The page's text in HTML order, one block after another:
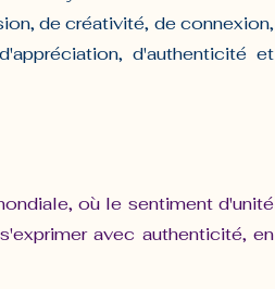
de créativité, de connexion,
d'authenticité et
où le sentiment d'unité
avec authenticité, en